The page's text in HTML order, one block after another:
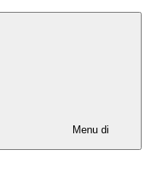
Menu di